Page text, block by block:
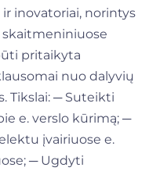
inovatoriai, norintys
pritaikyta
nuo dalyvių
Tikslai: ─ Suteikti
e. verslo kūrimą; ─
įvairiuose e.
─ Ugdyti